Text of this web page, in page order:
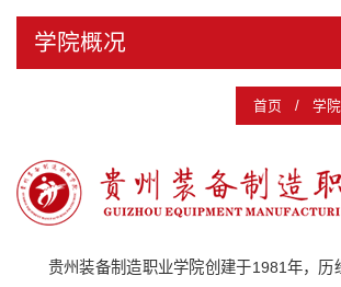
学院概况
首页 / 学
贵州装备制造职业学院创建于1981年，历